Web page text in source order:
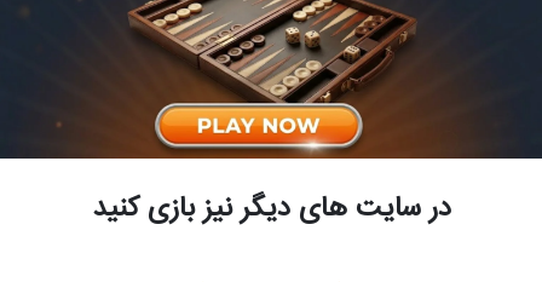
در سایت های دیگر نیز بازی کنید